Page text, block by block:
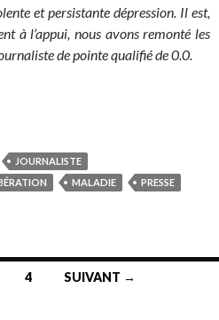
et persistante dépression. Il est,
à l’appui, nous avons remonté les
de pointe qualifié de 0.0.
JOURNALISTE
MALADIE
PRESSE
4 SUIVANT →